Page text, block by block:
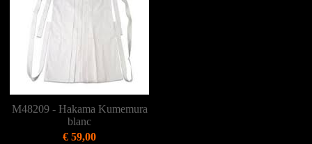
M48209 - Hakama Kumemura
blanc
€ 59,00